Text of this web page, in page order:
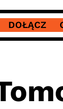
DOŁĄCZ